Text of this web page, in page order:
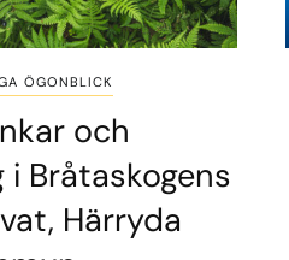
ÖGONBLICK
och
Bråtaskogens
Härryda